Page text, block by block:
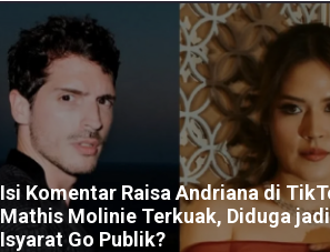
Isi Komentar Raisa Andriana di
Mathis Molinie Terkuak, Diduga jadi
Isyarat Go Publik?